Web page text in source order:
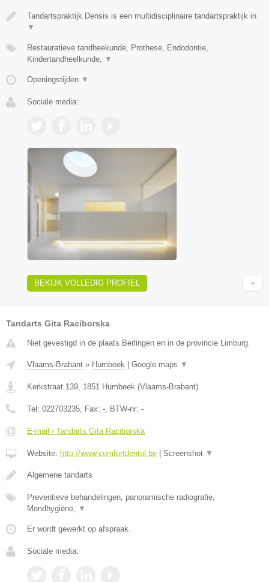
Tandartspraktijk Densis is een multidisciplinaire tandartspraktijk in
▼
Restauratieve tandheekunde, Prothese, Endodontie,
Kindertandheelkunde, ▼
Openingstijden ▼
Sociale media:
BEKIJK VOLLEDIG PROFIEL
Tandarts Gita Raciborska
Niet gevestigd in de plaats Berlingen en in de provincie Limburg.
Vlaams-Brabant » Humbeek Google maps ▼
Kerkstraat 139 1851 Humbeek (Vlaams-Brabant)
Tel: 022703235 , Fax: - , BTW-nr: -
E-mail › Tandarts Gita Raciborska
Website: http://www.comfortdental.be Screenshot ▼
Algemene tandarts
Preventieve behandelingen, panoramische radiografie,
Mondhygiëne,
▼
Er wordt gewerkt op afspraak.
Sociale media: